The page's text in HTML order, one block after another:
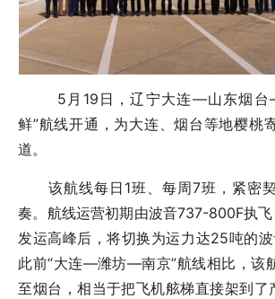
5月19日，辽宁大连—山东烟台—
鲜”航线开通，为大连、烟台等地樱桃
道。
该航线每日1班、每周7班，紧密
奏。航线运营初期由波音737-800F执
发运高峰后，将切换为运力达25吨的
此前“大连—潍坊—南京”航线相比，该
至烟台，相当于把飞机舷梯直接架到了